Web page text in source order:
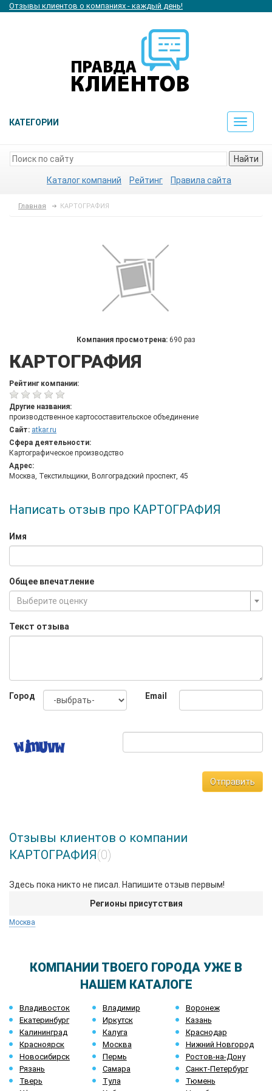
Отзывы клиентов о компаниях - каждый день!
КАТЕГОРИИ
Toggle
Найти
Каталог компаний Рейтинг Правила сайта
Главная КАРТОГРАФИЯ
Компания просмотрена: 690 раз
КАРТОГРАФИЯ
Рейтинг компании:
Другие названия:
производственное картосоставительское объединение
Сайт: atkar.ru
Сфера деятельности:
Картографическое производство
Адрес:
Москва, Текстильщики, Волгоградский проспект, 45
Написать отзыв про КАРТОГРАФИЯ
Имя
Общее впечатление
Выберите оценку
Текст отзыва
Город Email
Отправить
Отзывы клиентов о компании
КАРТОГРАФИЯ(0)
Здесь пока никто не писал. Напишите отзыв первым!
Регионы присутствия
Москва
КОМПАНИИ ТВОЕГО ГОРОДА УЖЕ В
НАШЕМ КАТАЛОГЕ
Владивосток Владимир
Воронеж
Екатеринбург
Иркутск
Казань
Калининград
Калуга
Краснодар
Красноярск
Москва
Нижний Новгород
Новосибирск
Пермь
Ростов-на-Дону
Рязань
Самара
Санкт-Петербург
Тверь
Тула
Тюмень